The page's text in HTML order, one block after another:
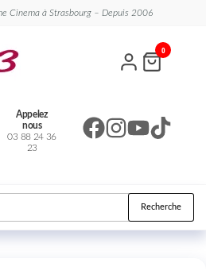
Cinema à Strasbourg – Depuis 2006
Appelez
nous
03 88 24 36
23
0
Recherche